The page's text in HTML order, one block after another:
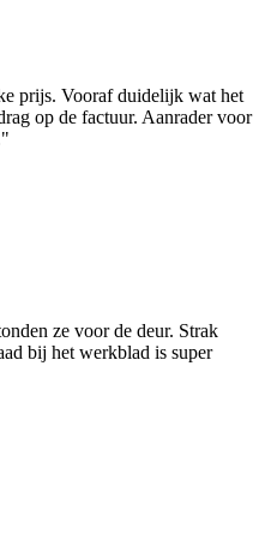
prijs. Vooraf duidelijk wat het
op de factuur. Aanrader voor
"
ze voor de deur. Strak
bij het werkblad is super